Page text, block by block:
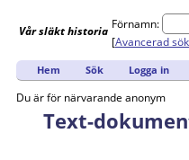
Vårsläkthistoria Förnamn:
[Avancerad
Hem Sök Logga in
Du är för närvarande anonym
Text-